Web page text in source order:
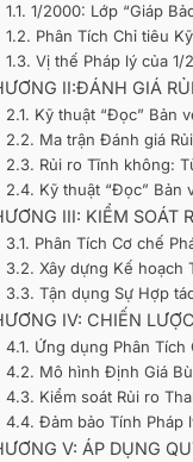
1.1. 1/2000: Lớp “Giáp
1.2. Phân Tích Chỉ tiêu
1.3. Vị thế Pháp lý của
II:ĐÁNH GIÁ
2.1. Kỹ thuật “Đọc” Bản
2.2. Ma trận Đánh giá
2.3. Rủi ro Tĩnh không:
2.4. Kỹ thuật “Đọc” Bản
III: KIỂM SOÁT
3.1. Phân Tích Cơ chế
3.2. Xây dựng Kế hoạch
3.3. Tận dụng Sự Hợp
IV: CHIẾN
4.1. Ứng dụng Phân
4.2. Mô hình Định Giá
4.3. Kiểm soát Rủi ro
4.4. Đảm bảo Tính Pháp
V: ÁP DỤNG